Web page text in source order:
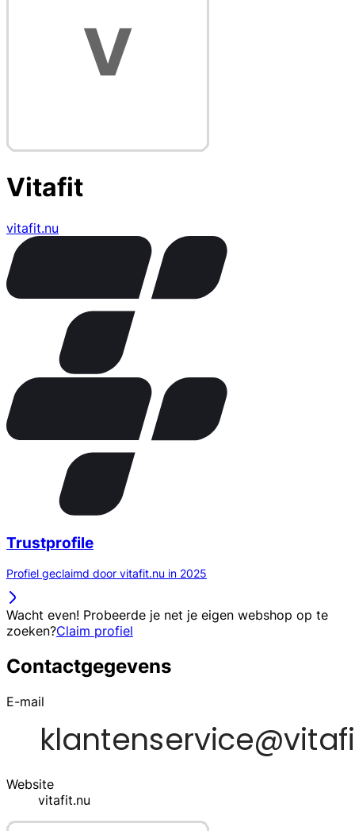
Vitafit
vitafit.nu
Trustprofile
Profiel geclaimd door vitafit.nu in 2025
Wacht even! Probeerde je net je eigen webshop op te
zoeken?Claim profiel
Contactgegevens
E-mail
Website
vitafit.nu